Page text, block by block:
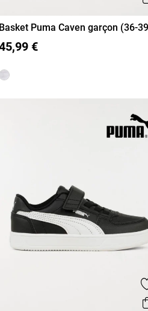
36 37
Basket Puma Caven garçon (36-
€
favoris